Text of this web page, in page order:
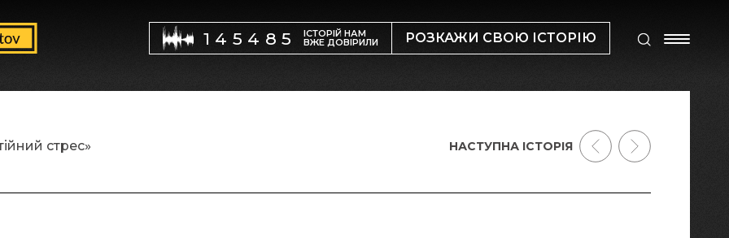
145485 ІСТОРІЙ НАМ
ВЖЕ ДОВІРИЛИ РОЗКАЖИ СВОЮ ІСТОРІЮ
стрес» НАСТУПНА ІСТОРІЯ